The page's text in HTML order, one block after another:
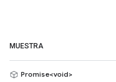
MUESTRA
Promise<void>